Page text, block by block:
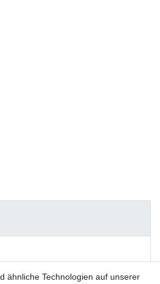
ähnliche Technologien auf unserer